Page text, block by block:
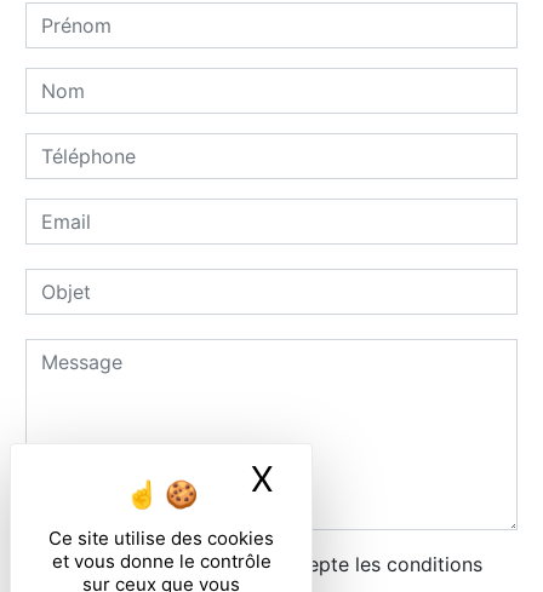
Ce site utilise des cookies
et vous donne le contrôle
sur ceux que vous
X
En cochant cette case, j'accepte les conditions